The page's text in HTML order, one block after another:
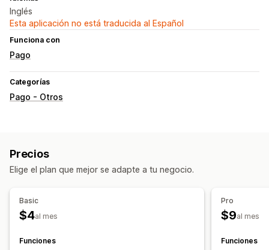
Inglés
Esta aplicación no está traducida al Español
Funciona con
Pago
Categorías
Pago - Otros
Precios
Elige el plan que mejor se adapte a tu negocio.
Basic
$4al mes
Funciones
Pro
$9al mes
Funciones